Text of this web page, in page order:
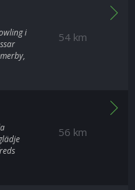
54 km
i
56 km